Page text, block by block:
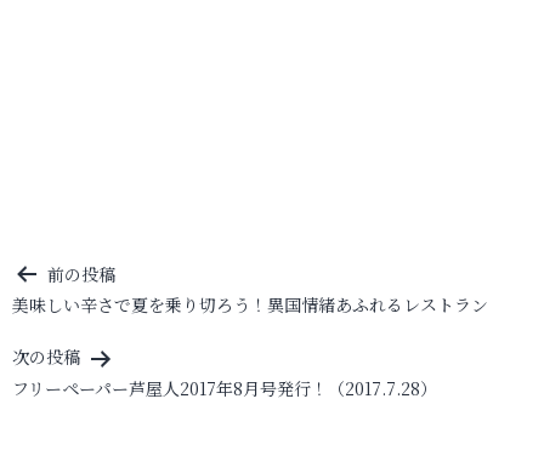
投
稿
ナ
ビ
前の投稿
美味しい辛さで夏を乗り切ろう！異国情緒あふれるレストラン
次の投稿
フリーペーパー芦屋人2017年8月号発行！（2017.7.28）